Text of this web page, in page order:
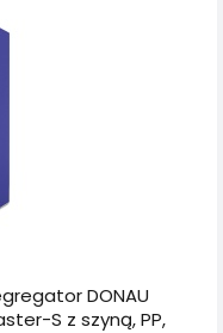
DONAU
S z szyną, PP,